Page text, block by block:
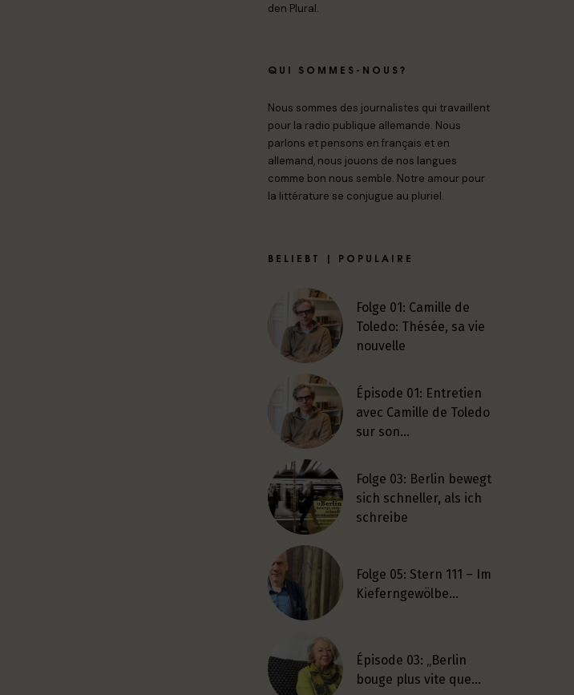
den Plural.
QUI SOMMES-NOUS?
Nous sommes des journalistes qui travaillent
pour la radio publique allemande. Nous
parlons et pensons en français et en
allemand, nous jouons de nos langues
comme bon nous semble. Notre amour pour
la littérature se conjugue au pluriel.
BELIEBT | POPULAIRE
Folge 01: Camille de
Toledo: Thésée, sa vie
nouvelle
Épisode 01: Entretien
avec Camille de Toledo
sur son…
Folge 03: Berlin bewegt
sich schneller, als ich
schreibe
Folge 05: Stern 111 – Im
Kieferngewölbe…
Épisode 03: „Berlin
bouge plus vite que…